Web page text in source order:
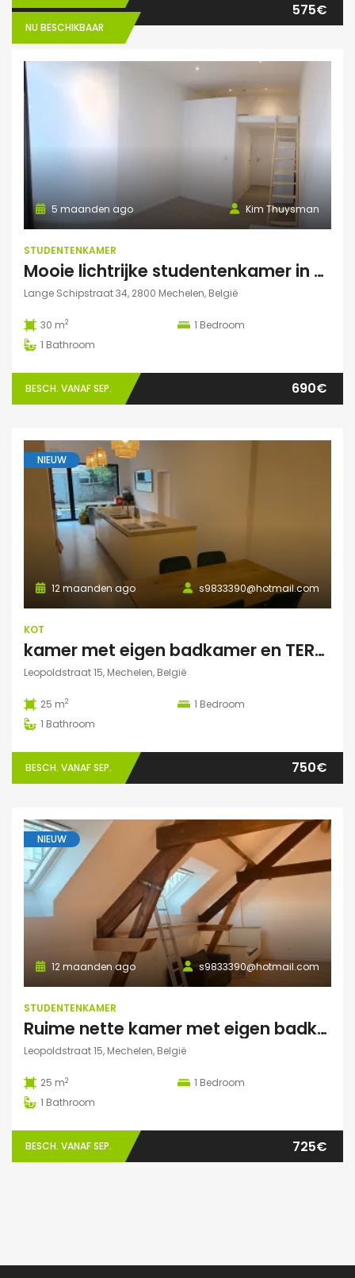
NU BESCHIKBAAR
575€
Kim Thuysman
5 maanden ago
STUDENTENKAMER
Mooie lichtrijke studentenkamer in hartje Mechelen
Lange Schipstraat 34, 2800 Mechelen, België
30 m2 1 Bedroom
1 Bathroom
BESCH. VANAF SEP. 690€
NIEUW
s9833390@hotmail.com
12 maanden ago
KOT
kamer met eigen badkamer en TERRAS
Leopoldstraat 15, Mechelen, België
25 m2 1 Bedroom
1 Bathroom
BESCH. VANAF SEP. 750€
NIEUW
s9833390@hotmail.com
12 maanden ago
STUDENTENKAMER
Ruime nette kamer met eigen badkamer en veel lichtinval
Leopoldstraat 15, Mechelen, België
25 m2 1 Bedroom
1 Bathroom
BESCH. VANAF SEP. 725€